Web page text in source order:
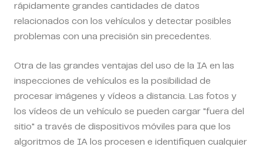
rápidamente grandes cantidades de datos
relacionados con los vehículos y detectar posibles
problemas con una precisión sin precedentes.
Otra de las grandes ventajas del uso de la IA en las
inspecciones de vehículos es la posibilidad de
procesar imágenes y vídeos a distancia. Las fotos y
los vídeos de un vehículo se pueden cargar "fuera del
sitio" a través de dispositivos móviles para que los
algoritmos de IA los procesen e identifiquen cualquier